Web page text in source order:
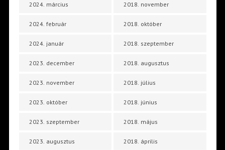
2024. március
2024. február
2024. január
2023. december
2023. november
2023. október
2023. szeptember
2023. augusztus
2018. november
2018. október
2018. szeptember
2018. augusztus
2018. július
2018. június
2018. május
2018. április